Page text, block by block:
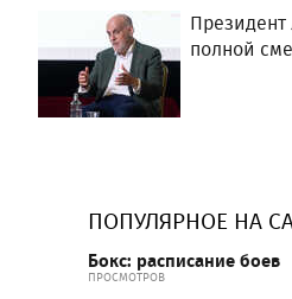
полной
ПОПУЛЯРНОЕ НА
Бокс: расписание боев
ПРОСМОТРОВ